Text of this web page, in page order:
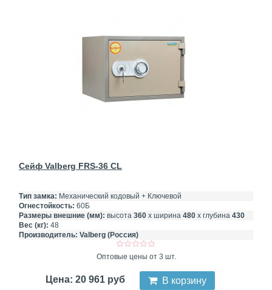
Сейф Valberg FRS-36 CL
Тип замка: Механический кодовый + Ключевой
Огнестойкость: 60Б
Размеры внешние (мм): высота 360 х ширина 480 х глубина 430
Вес (кг): 48
Производитель: Valberg (Россия)
Оптовые цены от 3 шт.
Цена: 20 961 руб В корзину